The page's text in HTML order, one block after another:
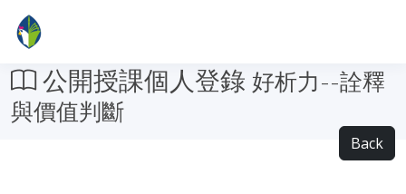
公開授課個人登錄 好析力--詮釋
與價值判斷
Back